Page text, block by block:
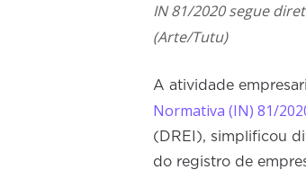
IN 81/2020 segue
(Arte/Tutu)
A atividade
Normativa (IN) 81/
(DREI), simplificou
do registro de